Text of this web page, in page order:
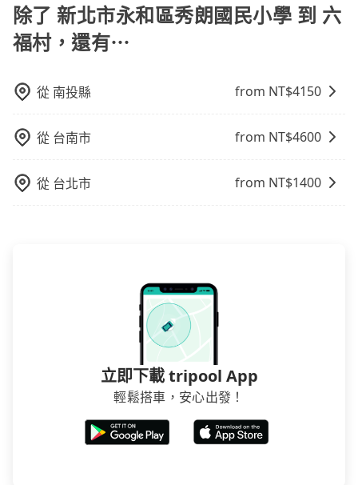
格試算，價格清楚透明且沒有隱藏費用。
除了 新北市永和區秀朗國民小學 到 六
福村，還有⋯
從 南投縣 from NT$4150
從 台南市 from NT$4600
從 台北市 from NT$1400
立即下載 tripool App
輕鬆搭車，安心出發！